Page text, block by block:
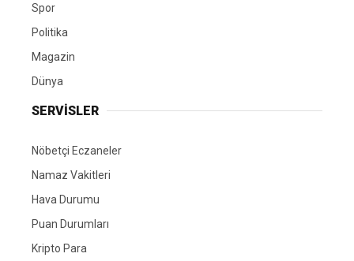
Spor
Politika
Magazin
Dünya
SERVİSLER
Nöbetçi Eczaneler
Namaz Vakitleri
Hava Durumu
Puan Durumları
Kripto Para